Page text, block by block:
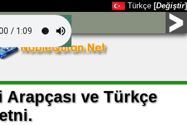
Türkçe [Değiştir]
Arapçası ve Türkçe